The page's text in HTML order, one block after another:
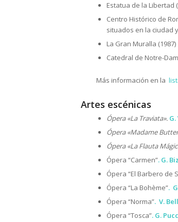
Estatua de la Libertad
Centro Histórico de
situados en la ciudad
La Gran Muralla (1987)
Catedral de Notre-
Más información en la
Artes escénicas
Ópera «La Traviata».
Ópera «Madame
Ópera «La Flauta
Ópera “Carmen”. G.
Ópera “El Barbero de
Ópera “La Bohème”.
Ópera “Norma”. V.
Ópera “Tosca”. G.